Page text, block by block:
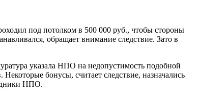
под потолком в 500 000 руб., чтобы стороны
обращает внимание следствие. Зато в
указала НПО на недопустимость подобной
бонусы, считает следствие, назначались
НПО.